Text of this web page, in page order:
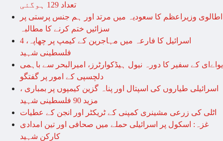
تعداد 129 ہوگئی
اطالوی وزیراعظم کا سعودیہ میں مرتد اور ہم جنس پرستی پر
سزائیں ختم کرنے کا مطالبہ
اسرائیل کا فارعہ میں مہاجرین کے کیمپ پر چھاپہ، 4
فلسطینی شہید
یواےای کے سفیر کا دورہ نیول ہیڈکوارٹرز، امیرالبحر سے باہمی
دلچسپی کے امور پر گفتگو
اسرائیلی طیاروں کی اسپتال اور پناہ گزین کیمپوں پر بمباری ،
مزید 90 فلسطینی شہید
اٹلی کی زرعی مشینری کمپنی کے ٹریکٹر اور انجن کے عطیات
غزہ: اسکول پر اسرائیلی حملے میں صحافی اور تین امدادی
کارکن شہید